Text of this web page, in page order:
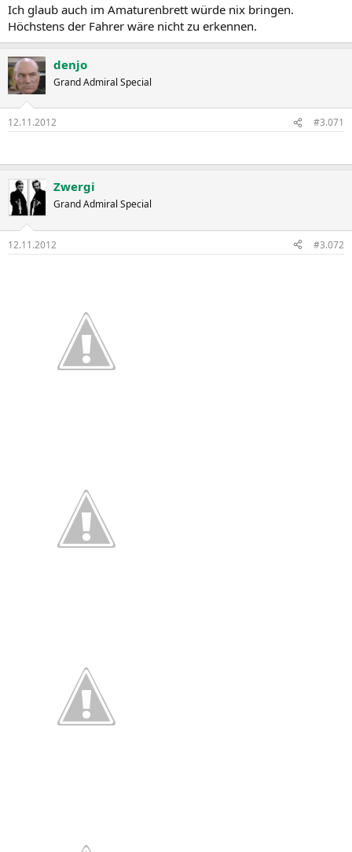
Ich glaub auch im Amaturenbrett würde nix bringen.
Höchstens der Fahrer wäre nicht zu erkennen.
denjo
Grand Admiral Special
12.11.2012 #3.071
Zwergi
Grand Admiral Special
12.11.2012 #3.072